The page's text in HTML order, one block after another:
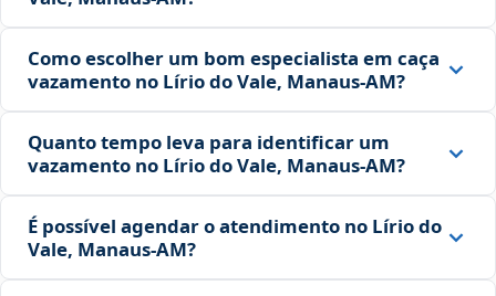
Como escolher um bom especialista em caça
vazamento no Lírio do Vale, Manaus‑AM?
Quanto tempo leva para identificar um
vazamento no Lírio do Vale, Manaus‑AM?
É possível agendar o atendimento no Lírio do
Vale, Manaus‑AM?